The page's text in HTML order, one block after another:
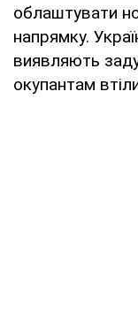
облаштувати
напрямку.
виявляють
окупантам